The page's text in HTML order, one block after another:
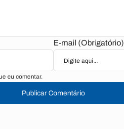
E-mail (Obrigatório)
eu comentar.
Publicar Comentário